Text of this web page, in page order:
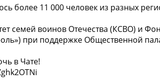
более 11 000 человек из разных
семей воинов Отечества (КСВО) и
при поддержке Общественной
в Чате!